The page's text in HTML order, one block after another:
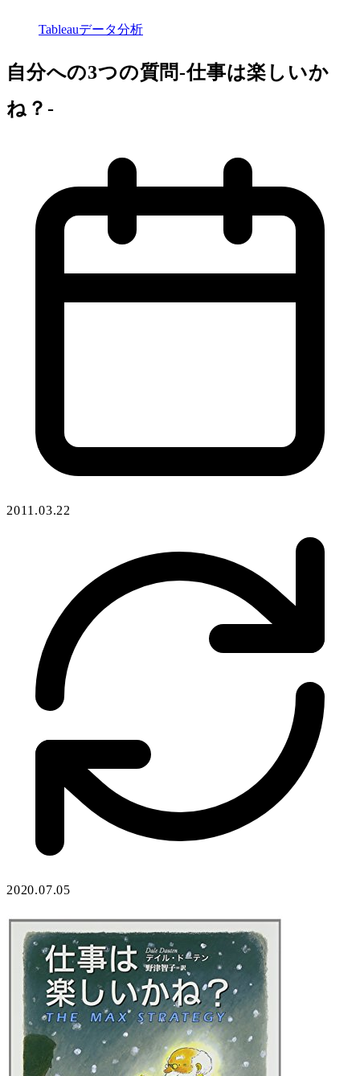
Tableauデータ分析
自分への3つの質問-仕事は楽しいか
ね？-
2011.03.22
2020.07.05